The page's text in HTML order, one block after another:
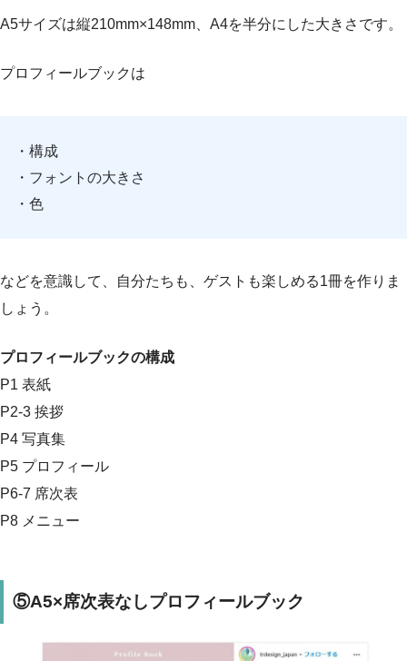
A5サイズは縦210mm×148mm、A4を半分にした大きさです。
プロフィールブックは
・構成
・フォントの大きさ
・色
などを意識して、自分たちも、ゲストも楽しめる1冊を作りま
しょう。
プロフィールブックの構成
P1 表紙
P2-3 挨拶
P4 写真集
P5 プロフィール
P6-7 席次表
P8 メニュー
⑤A5×席次表なしプロフィールブック